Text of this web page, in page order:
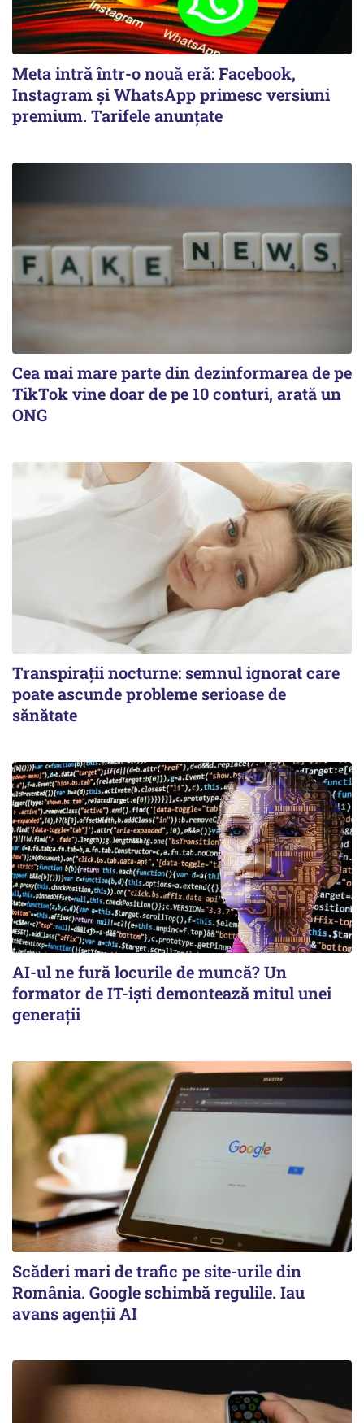
Meta intră într-o nouă eră: Facebook,
Instagram și WhatsApp primesc versiuni
premium. Tarifele anunțate
Cea mai mare parte din dezinformarea de pe
TikTok vine doar de pe 10 conturi, arată un
ONG
Transpirații nocturne: semnul ignorat care
poate ascunde probleme serioase de
sănătate
AI-ul ne fură locurile de muncă? Un
formator de IT-işti demontează mitul unei
generaţii
Scăderi mari de trafic pe site-urile din
România. Google schimbă regulile. Iau
avans agenții AI